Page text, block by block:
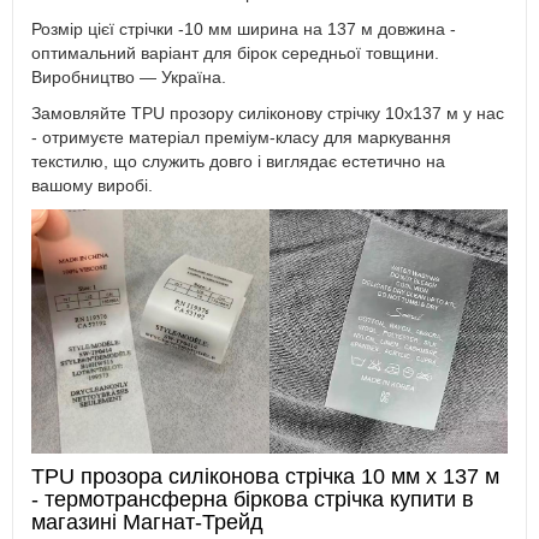
Розмір цієї стрічки -10 мм ширина на 137 м довжина -
оптимальний варіант для бірок середньої товщини.
Виробництво — Україна.
Замовляйте TPU прозору силіконову стрічку 10х137 м у нас
- отримуєте матеріал преміум-класу для маркування
текстилю, що служить довго і виглядає естетично на
вашому виробі.
TPU прозора силіконова стрічка 10 мм x 137 м
- термотрансферна біркова стрічка купити в
магазині Магнат-Трейд